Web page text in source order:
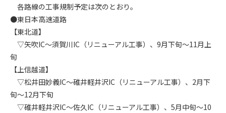
各路線の工事規制予定は次のとおり。
●東日本高速道路
【東北道】
▽矢吹IC～須賀川IC（リニューアル工事）、9月下旬～11月上
旬
【上信越道】
▽松井田妙義IC～碓井軽井沢IC（リニューアル工事）、2月下
旬～12月下旬
▽碓井軽井沢IC～佐久IC（リニューアル工事）、5月中旬～10
ちに全ての会員が了承したものとみなします。
第4条（会員審査および資格の取り消し）
会員とは、本規約を承諾の上、所定の会員申込手続きを完了
後、管理者がこれを承認した者をいいます。
第4条（会員の定義と登録）
1. 管理者は前条により審査の結果、会員申込みをした者が以下
の何れかの項目に該当することがわかった場合、その者の会
員としての権限を承認しないことがあります。